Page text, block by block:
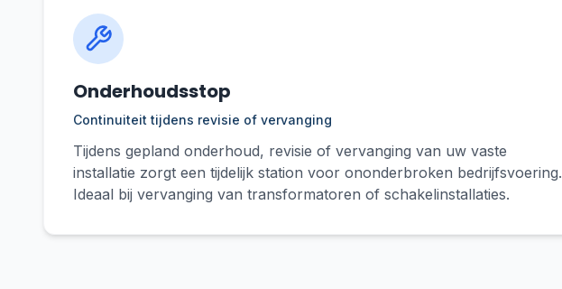
Onderhoudsstop
Continuiteit tijdens revisie of vervanging
Tijdens gepland onderhoud, revisie of vervanging van uw vaste
installatie zorgt een tijdelijk station voor ononderbroken bedrijfsvoering.
Ideaal bij vervanging van transformatoren of schakelinstallaties.